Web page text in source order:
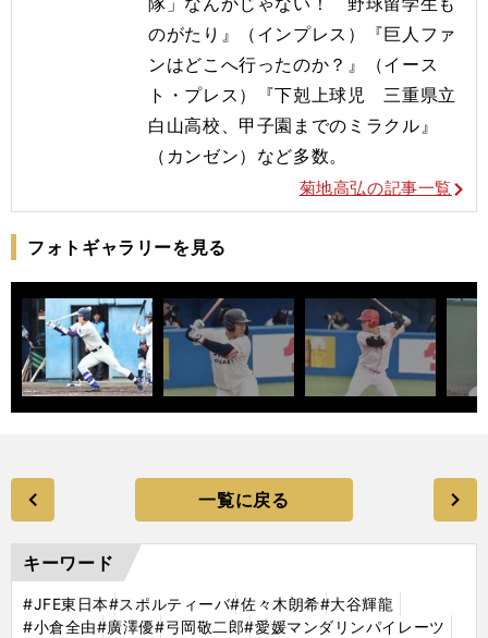
のがたり』（インプレス）『巨人ファ
ンはどこへ行ったのか？』（イース
ト・プレス）『下剋上球児 三重県立
白山高校、甲子園までのミラクル』
（カンゼン）など多数。
菊地高弘の記事一覧
フォトギャラリーを見る
一覧に戻る
キーワード
#JFE東日本#スポルティーバ#佐々木朗希#大谷輝龍
#小倉全由#廣澤優#弓岡敬二郎#愛媛マンダリンパイレーツ